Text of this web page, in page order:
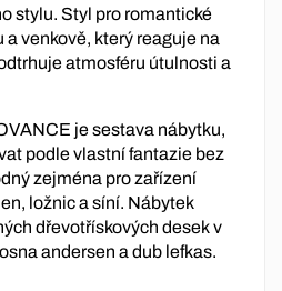
stylu. Styl pro romantické
venkově, který reaguje na
atmosféru útulnosti a
je sestava nábytku,
podle vlastní fantazie bez
zejména pro zařízení
ložnic a síní. Nábytek
dřevotřískových desek v
andersen a dub lefkas.